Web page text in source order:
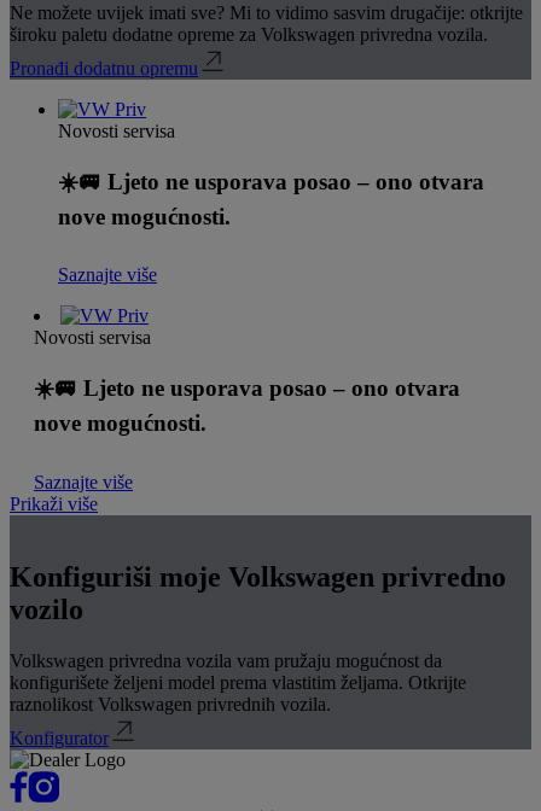
Ne možete uvijek imati sve? Mi to vidimo sasvim drugačije: otkrijte
široku paletu dodatne opreme za Volkswagen privredna vozila.
Pronađi dodatnu opremu
Novosti servisa
☀️🚐 Ljeto ne usporava posao – ono otvara
nove mogućnosti.
Saznajte više
Novosti servisa
☀️🚐 Ljeto ne usporava posao – ono otvara
nove mogućnosti.
Saznajte više
Prikaži više
Konfiguriši moje Volkswagen privredno
vozilo
Volkswagen privredna vozila vam pružaju mogućnost da
konfigurišete željeni model prema vlastitim željama. Otkrijte
raznolikost Volkswagen privrednih vozila.
Konfigurator